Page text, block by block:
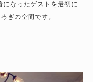
になったゲストを最初に
ぎの空間です。